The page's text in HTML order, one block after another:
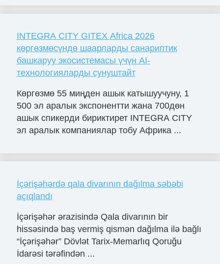
INTEGRA CITY GITEX Africa 2026
көргөзмөсүндө шаарларды санариптик
башкаруу экосистемасы үчүн AI-
технологияларды сунуштайт
Көргөзмө 55 миңден ашык катышуучуну, 1
500 эл аралык экспонентти жана 700дөн
ашык спикерди бириктирет INTEGRA CITY
эл аралык компаниялар тобу Африка ...
İçərişəhərdə qala divarının dağılma səbəbi
açıqlandı
İçərişəhər ərazisində Qala divarının bir
hissəsində baş vermiş qismən dağılma ilə bağlı
“İçərişəhər” Dövlət Tarix-Memarlıq Qoruğu
İdarəsi tərəfindən ...